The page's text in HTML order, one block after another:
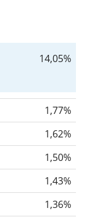
14,05%
1,77%
1,62%
1,50%
1,43%
1,36%